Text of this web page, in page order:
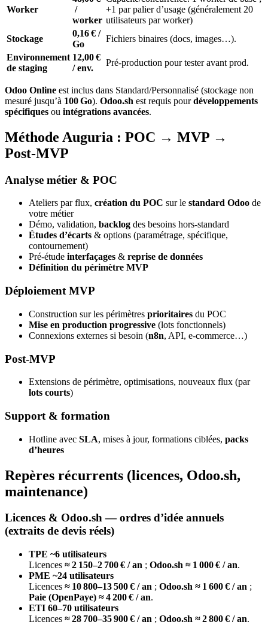
Worker
/
worker
+1 par palier d’usage (généralement 20
utilisateurs par worker)
Stockage
0,16 € /
Go
Fichiers binaires (docs, images…).
Environnement
de staging
12,00 €
/ env.
Pré‑production pour tester avant prod.
Odoo Online est inclus dans Standard/Personnalisé (stockage non
mesuré jusqu’à 100 Go). Odoo.sh est requis pourdéveloppements
spécifiques ou intégrations avancées.
Méthode Auguria : POC → MVP →
Post‑MVP
Analyse métier & POC
Ateliers par flux, création du POC sur le standard Odoo de
votre métier
Démo, validation, backlog des besoins hors‑standard
Études d’écarts & options (paramétrage, spécifique,
contournement)
Pré‑étude interfaçages & reprise de données
Définition du périmètre MVP
Déploiement MVP
Construction sur les périmètres prioritaires du POC
Mise en production progressive (lots fonctionnels)
Connexions externes si besoin (n8n, API, e‑commerce…)
Post‑MVP
Extensions de périmètre, optimisations, nouveaux flux (par
lots courts)
Support & formation
Hotline avec SLA, mises à jour, formations ciblées, packs
d’heures
Repères récurrents (licences, Odoo.sh,
maintenance)
Licences & Odoo.sh —ordres d’idée annuels
(extraits de devis réels)
TPE ~6 utilisateurs
Licences ≈ 2 150–2 700 € / an ; Odoo.sh ≈ 1 000 € / an.
PME ~24 utilisateurs
Licences ≈ 10 800–13 500 € / an ; Odoo.sh ≈ 1 600 € / an ;
Paie (OpenPaye) ≈ 4 200 € / an.
ETI 60–70 utilisateurs
Licences ≈ 28 700–35 900 € / an ; Odoo.sh ≈ 2 800 € / an.